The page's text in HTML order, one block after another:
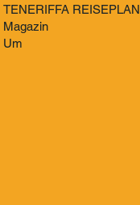
TENERIFFA REISEPLAN
Magazin
Um